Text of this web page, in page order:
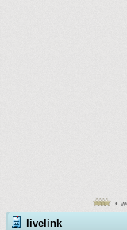
•
livelink